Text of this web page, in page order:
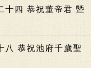
十四 恭祝董帝君 暨
八 恭祝池府千歲聖